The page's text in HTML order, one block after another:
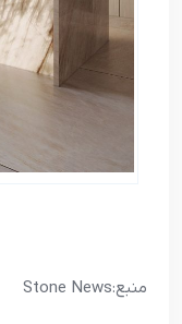
منبع:Stone News